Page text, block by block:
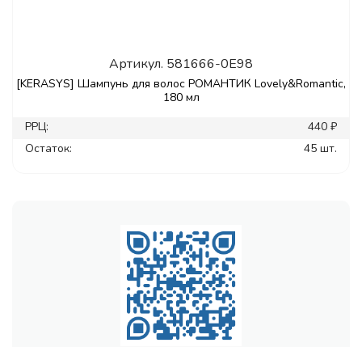
Артикул. 581666-0E98
[KERASYS] Шампунь для волос РОМАНТИК Lovely&Romantic,
180 мл
РРЦ:
440 ₽
Остаток:
45 шт.